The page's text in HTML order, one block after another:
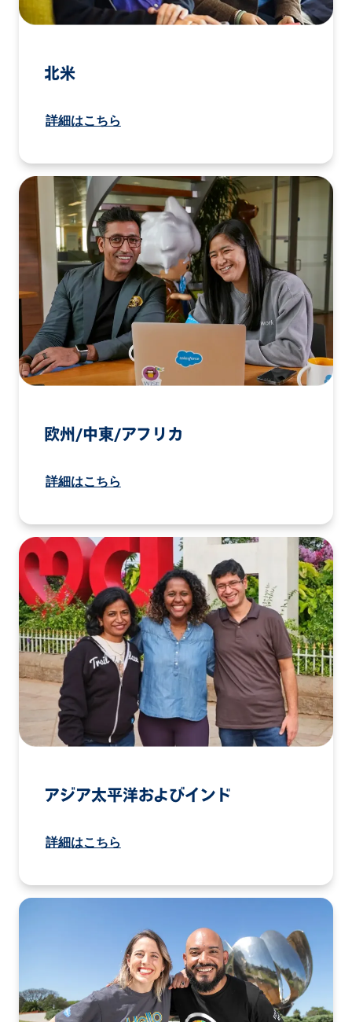
北米
詳細はこちら
欧州/中東/アフリカ
詳細はこちら
アジア太平洋およびインド
詳細はこちら